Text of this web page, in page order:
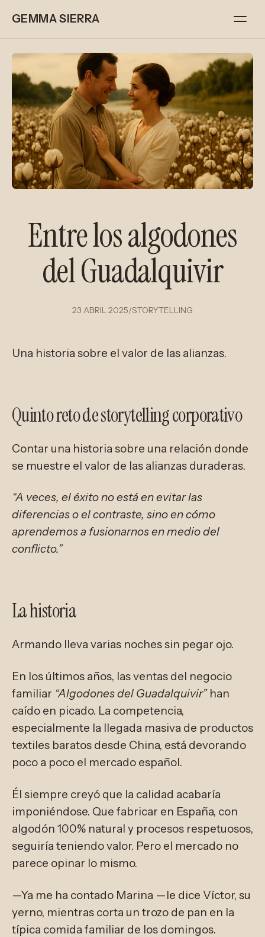
GEMMA SIERRA
Entre los algodones
del Guadalquivir
23 ABRIL 2025/STORYTELLING
Una historia sobre el valor de las alianzas.
Quinto reto de storytelling corporativo
Contar una historia sobre una relación donde
se muestre el valor de las alianzas duraderas.
“A veces, el éxito no está en evitar las
diferencias o el contraste, sino en cómo
aprendemos a fusionarnos en medio del
conflicto.”
La historia
Armando lleva varias noches sin pegar ojo.
En los últimos años, las ventas del negocio
familiar “Algodones del Guadalquivir”han
caído en picado. La competencia,
especialmente la llegada masiva de productos
textiles baratos desde China, está devorando
poco a poco el mercado español.
Él siempre creyó que la calidad acabaría
imponiéndose. Que fabricar en España, con
algodón 100% natural y procesos respetuosos,
seguiría teniendo valor. Pero el mercado no
parece opinar lo mismo.
—Ya me ha contado Marina —le dice Víctor, su
yerno, mientras corta un trozo de pan en la
típica comida familiar de los domingos.